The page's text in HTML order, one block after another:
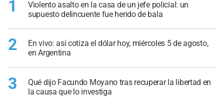
1
Violento asalto en la casa de un jefe policial: un
supuesto delincuente fue herido de bala
2
En vivo: así cotiza el dólar hoy, miércoles 5 de agosto,
en Argentina
3
Qué dijo Facundo Moyano tras recuperar la libertad en
la causa que lo investiga